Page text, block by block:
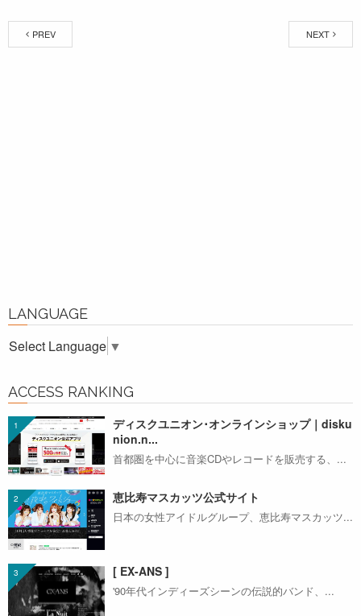
PREV NEXT
LANGUAGE
Select Language ▼
ACCESS RANKING
ディスクユニオン･オンラインショップ｜disku
nion.n...
首都圏を中心に音楽CDやレコードを販売する、...
恵比寿マスカッツ公式サイト
日本の女性アイドルグループ、恵比寿マスカッツ...
[ EX-ANS ]
'90年代インディーズシーンの伝説的バンド、...